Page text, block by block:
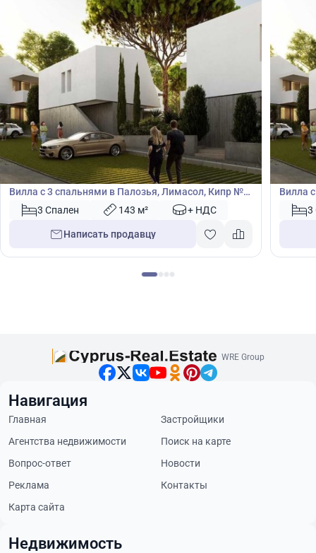
570 000
Вилла
Вилла с 3 спальнями в Палозья, Лимасол, Кипр №
496563 Спален 143 м² + НДС
Написать продавцу
Вилла
Вилла
496573
WRE Group
Навигация
Главная
Застройщики
Агентства недвижимости
Поиск на карте
Вопрос-ответ
Новости
Реклама
Контакты
Карта сайта
Недвижимость